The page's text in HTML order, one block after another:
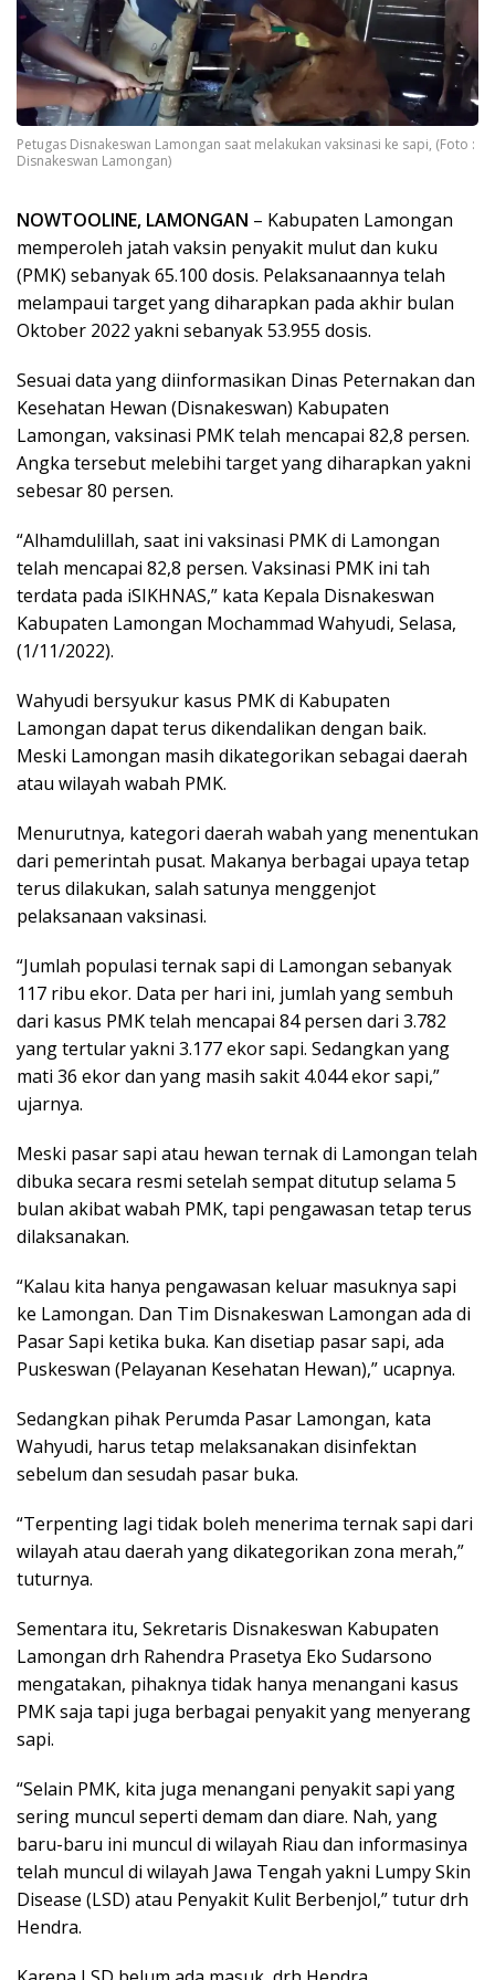
Petugas Disnakeswan Lamongan saat melakukan vaksinasi ke sapi, (Foto :
Disnakeswan Lamongan)
NOWTOOLINE, LAMONGAN – Kabupaten Lamongan
memperoleh jatah vaksin penyakit mulut dan kuku
(PMK) sebanyak 65.100 dosis. Pelaksanaannya telah
melampaui target yang diharapkan pada akhir bulan
Oktober 2022 yakni sebanyak 53.955 dosis.
Sesuai data yang diinformasikan Dinas Peternakan dan
Kesehatan Hewan (Disnakeswan) Kabupaten
Lamongan, vaksinasi PMK telah mencapai 82,8 persen.
Angka tersebut melebihi target yang diharapkan yakni
sebesar 80 persen.
“Alhamdulillah, saat ini vaksinasi PMK di Lamongan
telah mencapai 82,8 persen. Vaksinasi PMK ini tah
terdata pada iSIKHNAS,” kata Kepala Disnakeswan
Kabupaten Lamongan Mochammad Wahyudi, Selasa,
(1/11/2022).
Wahyudi bersyukur kasus PMK di Kabupaten
Lamongan dapat terus dikendalikan dengan baik.
Meski Lamongan masih dikategorikan sebagai daerah
atau wilayah wabah PMK.
Menurutnya, kategori daerah wabah yang menentukan
dari pemerintah pusat. Makanya berbagai upaya tetap
terus dilakukan, salah satunya menggenjot
pelaksanaan vaksinasi.
“Jumlah populasi ternak sapi di Lamongan sebanyak
117 ribu ekor. Data per hari ini, jumlah yang sembuh
dari kasus PMK telah mencapai 84 persen dari 3.782
yang tertular yakni 3.177 ekor sapi. Sedangkan yang
mati 36 ekor dan yang masih sakit 4.044 ekor sapi,”
ujarnya.
Meski pasar sapi atau hewan ternak di Lamongan telah
dibuka secara resmi setelah sempat ditutup selama 5
bulan akibat wabah PMK, tapi pengawasan tetap terus
dilaksanakan.
“Kalau kita hanya pengawasan keluar masuknya sapi
ke Lamongan. Dan Tim Disnakeswan Lamongan ada di
Pasar Sapi ketika buka. Kan disetiap pasar sapi, ada
Puskeswan (Pelayanan Kesehatan Hewan),” ucapnya.
Sedangkan pihak Perumda Pasar Lamongan, kata
Wahyudi, harus tetap melaksanakan disinfektan
sebelum dan sesudah pasar buka.
“Terpenting lagi tidak boleh menerima ternak sapi dari
wilayah atau daerah yang dikategorikan zona merah,”
tuturnya.
Sementara itu, Sekretaris Disnakeswan Kabupaten
Lamongan drh Rahendra Prasetya Eko Sudarsono
mengatakan, pihaknya tidak hanya menangani kasus
PMK saja tapi juga berbagai penyakit yang menyerang
sapi.
“Selain PMK, kita juga menangani penyakit sapi yang
sering muncul seperti demam dan diare. Nah, yang
baru-baru ini muncul di wilayah Riau dan informasinya
telah muncul di wilayah Jawa Tengah yakni Lumpy Skin
Disease (LSD) atau Penyakit Kulit Berbenjol,” tutur drh
Hendra.